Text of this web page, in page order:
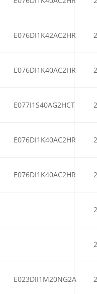
E076DI1K42AC2HR
E076DI1K40AC2HR
E077I1S40AG2HCT
E076DI1K40AC2HR
E076DI1K40AC2HR
E023DII1M20NG2A